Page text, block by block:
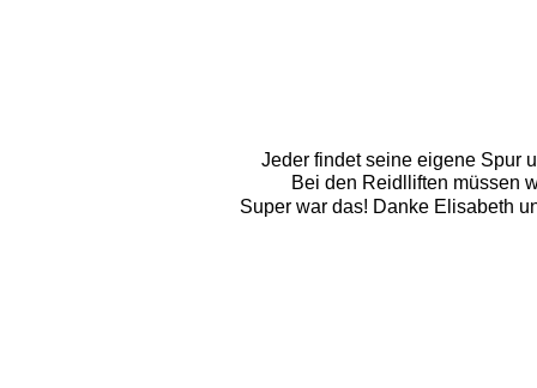
Jeder findet seine eigene Spur
Bei den Reidlliften müssen
Super war das! Danke Elisabeth